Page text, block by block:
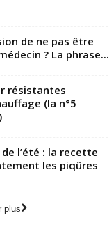
de ne pas être
? La phrase...
résistantes
(la n°5
l’été : la recette
les piqûres
plus